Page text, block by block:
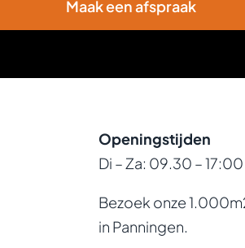
Maak een afspraak
Openingstijden
Di – Za: 09.30 –
Bezoek onze
in Panningen.